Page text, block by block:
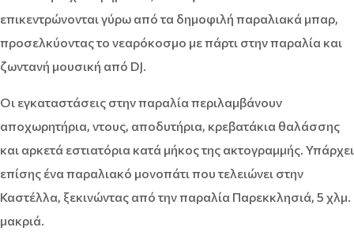
επικεντρώνονται γύρω από τα δημοφιλή παραλιακά μπαρ,
προσελκύοντας το νεαρόκοσμο με πάρτι στην παραλία και
ζωντανή μουσική από DJ.
Οι εγκαταστάσεις στην παραλία περιλαμβάνουν
αποχωρητήρια, ντους, αποδυτήρια, κρεβατάκια θαλάσσης
και αρκετά εστιατόρια κατά μήκος της ακτογραμμής. Υπάρχει
επίσης ένα παραλιακό μονοπάτι που τελειώνει στην
Καστέλλα, ξεκινώντας από την παραλία Παρεκκλησιά, 5 χλμ.
μακριά.